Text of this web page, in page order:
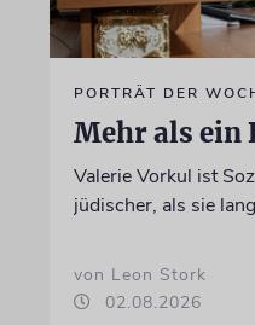
PORTRÄT DER
Mehr als ein
Valerie Vorkul ist
jüdischer, als sie
von Leon Stork
02.08.2026